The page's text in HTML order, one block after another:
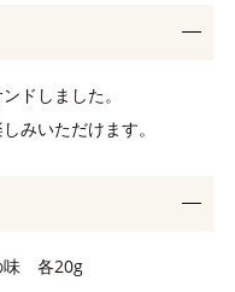
ドしました。
みいただけます。
味 各20g